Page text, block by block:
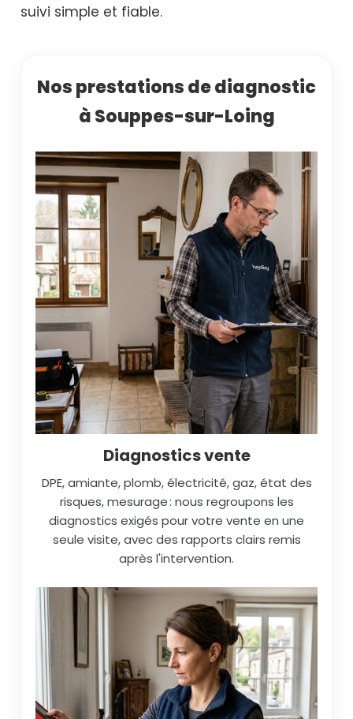
suivi simple et fiable.
Nos prestations de diagnostic
à Souppes-sur-Loing
Diagnostics vente
DPE, amiante, plomb, électricité, gaz, état des
risques, mesurage : nous regroupons les
diagnostics exigés pour votre vente en une
seule visite, avec des rapports clairs remis
après l'intervention.